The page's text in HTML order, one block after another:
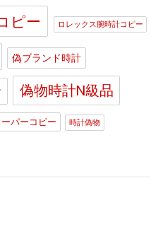
ピー ロレックス腕時計コピー
偽ブランド時計
偽物時計N級品
パーコピー 時計偽物